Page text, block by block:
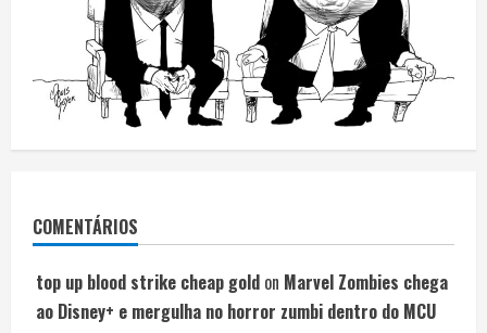
COMENTÁRIOS
top up blood strike cheap gold on Marvel Zombies chega
ao Disney+ e mergulha no horror zumbi dentro do MCU